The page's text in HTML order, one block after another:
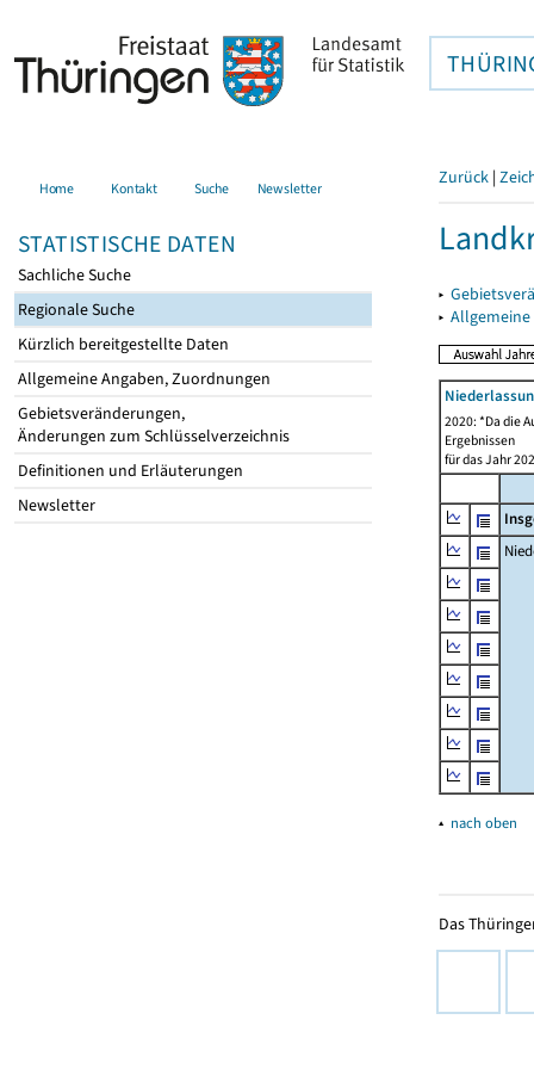
Home Kontakt Suche Newsletter
STATISTISCHE DATEN
Sachliche Suche
Regionale Suche
Kürzlich bereitgestellte Daten
Allgemeine Angaben, Zuordnungen
Gebietsveränderungen,
Änderungen zum Schlüsselverzeichnis
Definitionen und Erläuterungen
Newsletter
Zurück |
▸
▸
2020: *Da die
Ergebnissen
für das Jahr
▴ nach oben
Das